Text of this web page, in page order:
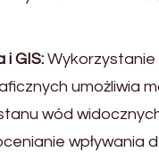
i GIS: Wykorzystanie
umożliwia
wód
wpływania